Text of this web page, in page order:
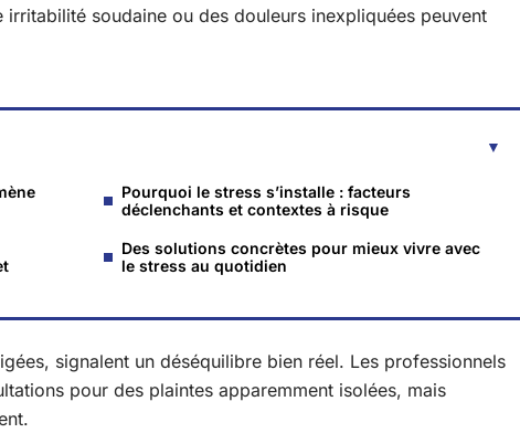
soudaine ou des douleurs inexpliquées peuvent
Pourquoi le stress s’installe : facteurs
déclenchants et contextes à risque
Des solutions concrètes pour mieux vivre avec
le stress au quotidien
signalent un déséquilibre bien réel. Les professionnels
pour des plaintes apparemment isolées, mais